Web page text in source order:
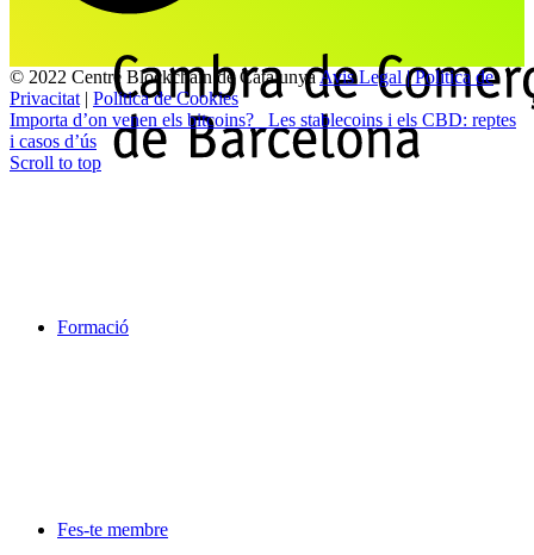
Formació
Fes-te membre
© 2022 Centre Blockchain de CatalunyaAvis Legal | Politica de
Privacitat | Politica de Cookies
Importa d’on venen els bitcoins?
Les stablecoins i els CBD: reptes
i casos d’ús
Scroll to top